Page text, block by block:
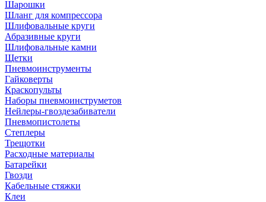
Шарошки
Шланг для компрессора
Шлифовальные круги
Абразивные круги
Шлифовальные камни
Щетки
Пневмоинструменты
Гайковерты
Краскопульты
Наборы пневмоинструметов
Нейлеры-гвоздезабиватели
Пневмопистолеты
Степлеры
Трещотки
Расходные материалы
Батарейки
Гвозди
Кабельные стяжки
Клеи